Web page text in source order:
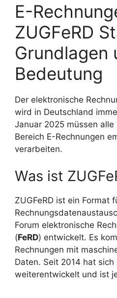
E-
ZUGFeRD
Grundlagen
Bedeutung
Der elektronische
wird in Deutschland
Januar 2025 müssen
Bereich E-Rechnungen
verarbeiten.
Was ist
ZUGFeRD ist ein Format
Forum elektronische
(FeRD) entwickelt. Es
Rechnungen mit
Daten. Seit 2014 hat sich
weiterentwickelt und ist